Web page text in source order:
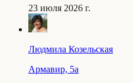
23 июля 2026 г.
Людмила Козельская
Армавир, 5a